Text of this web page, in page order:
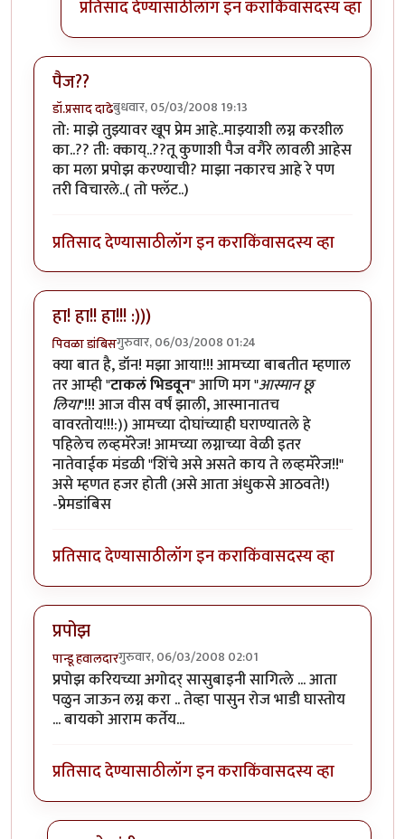
प्रतिसाद देण्यासाठीलॉग इन कराकिंवासदस्य व्हा
पैज??
डॉ.प्रसाद दाढेबुधवार, 05/03/2008 19:13
तो: माझे तुझ्यावर खूप प्रेम आहे..माझ्याशी लग्न करशील
का..?? ती: क्काय्..??तू कुणाशी पैज वगैरे लावली आहेस
का मला प्रपोझ करण्याची? माझा नकारच आहे रे पण
तरी विचारले..( तो फ्लॅट..)
प्रतिसाद देण्यासाठीलॉग इन कराकिंवासदस्य व्हा
हा! हा!! हा!!! :)))
पिवळा डांबिसगुरुवार, 06/03/2008 01:24
क्या बात है, डॉन! मझा आया!!! आमच्या बाबतीत म्हणाल
तर आम्ही "टाकलं भिडवून" आणि मग "आस्मान छू
लिया"!!! आज वीस वर्षं झाली, आस्मानातच
वावरतोय!!!:)) आमच्या दोघांच्याही घराण्यातले हे
पहिलेच लव्हमॅरेज! आमच्या लग्नाच्या वेळी इतर
नातेवाईक मंडळी "शिंचे असे असते काय ते लव्हमॅरेज!!"
असे म्हणत हजर होती (असे आता अंधुकसे आठवते!)
-प्रेमडांबिस
प्रतिसाद देण्यासाठीलॉग इन कराकिंवासदस्य व्हा
प्रपोझ
पान्डू हवालदारगुरुवार, 06/03/2008 02:01
प्रपोझ करियच्या अगोदर् सासुबाइनी सागित्ले ... आता
पळुन जाऊन लग्न करा .. तेव्हा पासुन रोज भाडी घास्तोय
... बायको आराम कर्तेय...
प्रतिसाद देण्यासाठीलॉग इन कराकिंवासदस्य व्हा